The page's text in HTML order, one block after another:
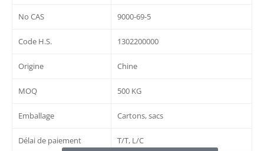
No CAS 9000-69-5
Code H.S. 1302200000
Origine Chine
MOQ 500 KG
Emballage Cartons, sacs
Délai de paiement T/T, L/C